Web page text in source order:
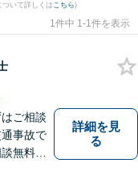
ついて詳しくはこちら)
1件中 1-1件を表示
ご相談
事故で
無料で
詳細を見
る